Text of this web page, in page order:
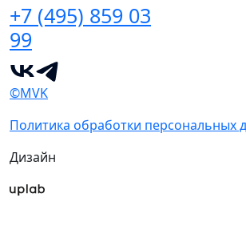
+7 (495) 859 03
99
©MVK
Политика обработки персональных
Дизайн